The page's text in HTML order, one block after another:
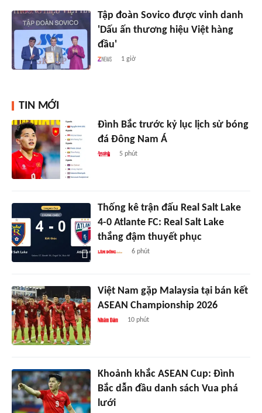
Tập đoàn Sovico được vinh danh
'Dấu ấn thương hiệu Việt hàng
đầu'
1 giờ
TIN MỚI
Đình Bắc trước kỷ lục lịch sử bóng
đá Đông Nam Á
5 phút
Thống kê trận đấu Real Salt Lake
4-0 Atlante FC: Real Salt Lake
thắng đậm thuyết phục
6 phút
Việt Nam gặp Malaysia tại bán kết
ASEAN Championship 2026
10 phút
Khoảnh khắc ASEAN Cup: Đình
Bắc dẫn đầu danh sách Vua phá
lưới